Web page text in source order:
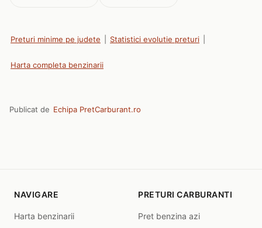
Preturi minime pe judete Statistici evolutie preturi
Harta completa benzinarii
Publicat de Echipa PretCarburant.ro
NAVIGARE
Harta benzinarii
PRETURI CARBURANTI
Pret benzina azi